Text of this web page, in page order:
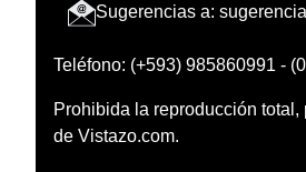
Sugerencias a:
Teléfono: (+593) 985860991 -
Prohibida la reproducción
de Vistazo.com.